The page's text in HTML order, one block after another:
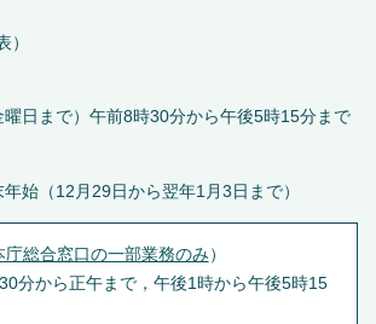
）
日まで）午前8時30分から午後5時15分まで
始（12月29日から翌年1月3日まで）
庁総合窓口の一部業務のみ ）
分から正午まで，午後1時から午後5時15